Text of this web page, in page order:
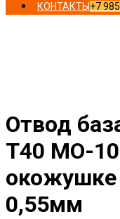
КОНТАКТЫ +7
Отвод
T40 MO-
0,55мм